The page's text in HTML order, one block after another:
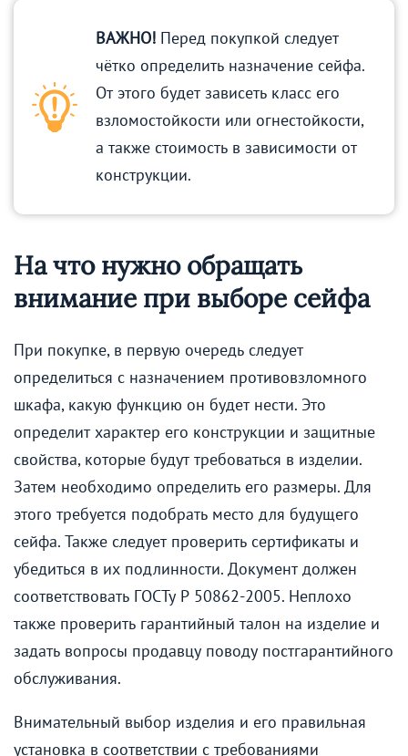
ВАЖНО! Перед покупкой следует
чётко определить назначение сейфа.
От этого будет зависеть класс его
взломостойкости или огнестойкости,
а также стоимость в зависимости от
конструкции.
На что нужно обращать
внимание при выборе сейфа
При покупке, в первую очередь следует
определиться с назначением противовзломного
шкафа, какую функцию он будет нести. Это
определит характер его конструкции и защитные
свойства, которые будут требоваться в изделии.
Затем необходимо определить его размеры. Для
этого требуется подобрать место для будущего
сейфа. Также следует проверить сертификаты и
убедиться в их подлинности. Документ должен
соответствовать ГОСТу Р 50862-2005. Неплохо
также проверить гарантийный талон на изделие и
задать вопросы продавцу поводу постгарантийного
обслуживания.
Внимательный выбор изделия и его правильная
установка в соответствии с требованиями